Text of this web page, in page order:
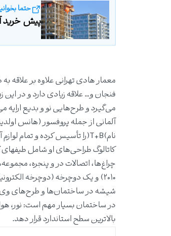
حتما
پیش‌ خرید
معمار هادی تهرانی علاوه بر علاقه
فنجان و… علاقه زیادی دارد و در این
می‌گیرد و طرح‌هایی نو و بدیع
آلمانی از جمله پروفسور (هانس
نام)T+B(را تأسیس کرده و تمام لوازم آن را با بالاترین سطح کیفیت طراحی کند.
شیشه در ساختمان‌ها و طرح‌های وی
در ساختمان بسیار مهم است: نور،
بالاترین سطح استاندارد قرار دهد.